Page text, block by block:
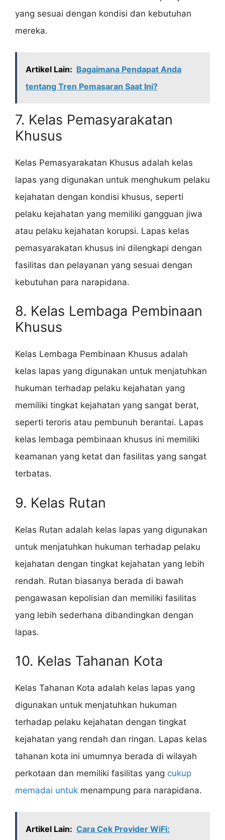
yang sesuai dengan kondisi dan kebutuhan
mereka.
Artikel Lain: Bagaimana Pendapat Anda
tentang Tren Pemasaran Saat Ini?
7. Kelas Pemasyarakatan
Khusus
Kelas Pemasyarakatan Khusus adalah kelas
lapas yang digunakan untuk menghukum pelaku
kejahatan dengan kondisi khusus, seperti
pelaku kejahatan yang memiliki gangguan jiwa
atau pelaku kejahatan korupsi. Lapas kelas
pemasyarakatan khusus ini dilengkapi dengan
fasilitas dan pelayanan yang sesuai dengan
kebutuhan para narapidana.
8. Kelas Lembaga Pembinaan
Khusus
Kelas Lembaga Pembinaan Khusus adalah
kelas lapas yang digunakan untuk menjatuhkan
hukuman terhadap pelaku kejahatan yang
memiliki tingkat kejahatan yang sangat berat,
seperti teroris atau pembunuh berantai. Lapas
kelas lembaga pembinaan khusus ini memiliki
keamanan yang ketat dan fasilitas yang sangat
terbatas.
9. Kelas Rutan
Kelas Rutan adalah kelas lapas yang digunakan
untuk menjatuhkan hukuman terhadap pelaku
kejahatan dengan tingkat kejahatan yang lebih
rendah. Rutan biasanya berada di bawah
pengawasan kepolisian dan memiliki fasilitas
yang lebih sederhana dibandingkan dengan
lapas.
10. Kelas Tahanan Kota
Kelas Tahanan Kota adalah kelas lapas yang
digunakan untuk menjatuhkan hukuman
terhadap pelaku kejahatan dengan tingkat
kejahatan yang rendah dan ringan. Lapas kelas
tahanan kota ini umumnya berada di wilayah
perkotaan dan memiliki fasilitas yang cukup
memadai untuk menampung para narapidana.
Artikel Lain: Cara Cek Provider WiFi: